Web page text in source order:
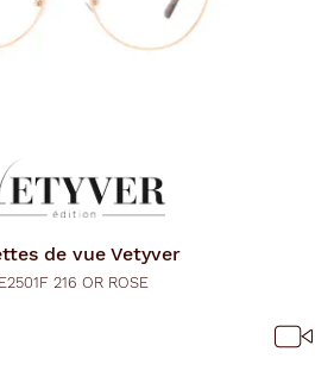
de vue Vetyver
216 OR ROSE